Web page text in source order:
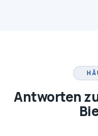
Antworten